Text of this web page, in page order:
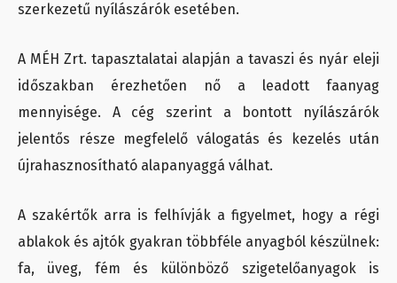
szerkezetű nyílászárók esetében.
A MÉH Zrt. tapasztalatai alapján a tavaszi és nyár eleji
időszakban érezhetően nő a leadott faanyag
mennyisége. A cég szerint a bontott nyílászárók
jelentős része megfelelő válogatás és kezelés után
újrahasznosítható alapanyaggá válhat.
A szakértők arra is felhívják a figyelmet, hogy a régi
ablakok és ajtók gyakran többféle anyagból készülnek:
fa, üveg, fém és különböző szigetelőanyagok is